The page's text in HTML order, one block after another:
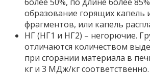
образование горящих капель
фрагментов, или капель
НГ (НГ1 и НГ2) – негорючие.
отличаются количеством
при сгорании материала в
кг и 3 МДж/кг соответственно.